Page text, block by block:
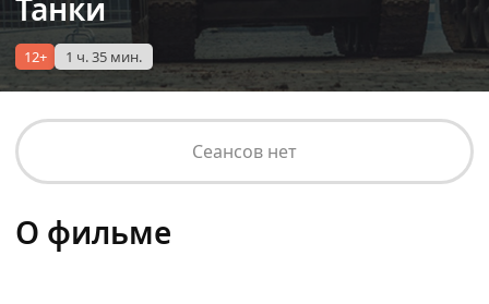
Танки
12+ 1 ч. 35 мин.
Сеансов нет
О фильме